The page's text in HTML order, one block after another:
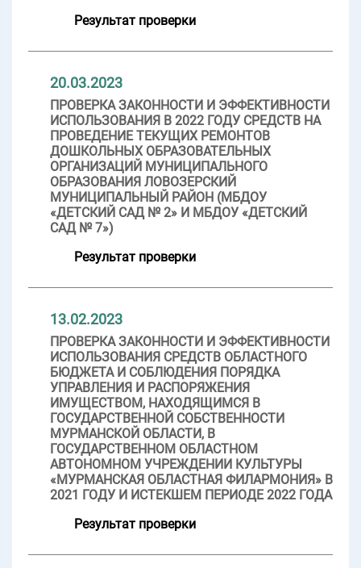
Результат проверки
20.03.2023
ПРОВЕРКА ЗАКОННОСТИ И ЭФФЕКТИВНОСТИ
ИСПОЛЬЗОВАНИЯ В 2022 ГОДУ СРЕДСТВ НА
ПРОВЕДЕНИЕ ТЕКУЩИХ РЕМОНТОВ
ДОШКОЛЬНЫХ ОБРАЗОВАТЕЛЬНЫХ
ОРГАНИЗАЦИЙ МУНИЦИПАЛЬНОГО
ОБРАЗОВАНИЯ ЛОВОЗЕРСКИЙ
МУНИЦИПАЛЬНЫЙ РАЙОН (МБДОУ
«ДЕТСКИЙ САД № 2» И МБДОУ «ДЕТСКИЙ
САД № 7»)
Результат проверки
13.02.2023
ПРОВЕРКА ЗАКОННОСТИ И ЭФФЕКТИВНОСТИ
ИСПОЛЬЗОВАНИЯ СРЕДСТВ ОБЛАСТНОГО
БЮДЖЕТА И СОБЛЮДЕНИЯ ПОРЯДКА
УПРАВЛЕНИЯ И РАСПОРЯЖЕНИЯ
ИМУЩЕСТВОМ, НАХОДЯЩИМСЯ В
ГОСУДАРСТВЕННОЙ СОБСТВЕННОСТИ
МУРМАНСКОЙ ОБЛАСТИ, В
ГОСУДАРСТВЕННОМ ОБЛАСТНОМ
АВТОНОМНОМ УЧРЕЖДЕНИИ КУЛЬТУРЫ
«МУРМАНСКАЯ ОБЛАСТНАЯ ФИЛАРМОНИЯ» В
2021 ГОДУ И ИСТЕКШЕМ ПЕРИОДЕ 2022 ГОДА
Результат проверки